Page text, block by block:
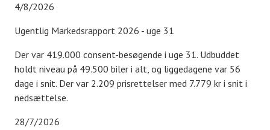
4/8/2026
Ugentlig Markedsrapport 2026 - uge 31
Der var 419.000 consent-besøgende i uge 31. Udbuddet
holdt niveau på 49.500 biler i alt, og liggedagene var 56
dage i snit. Der var 2.209 prisrettelser med 7.779 kr i snit i
nedsættelse.
28/7/2026